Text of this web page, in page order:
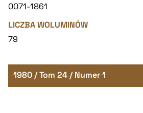
0071-1861
LICZBA WOLUMINÓW
79
1980 / Tom 24 / Numer 1